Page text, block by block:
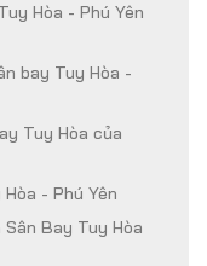
Hòa - Phú Yên
bay Tuy Hòa -
Tuy Hòa của
- Phú Yên
Bay Tuy Hòa